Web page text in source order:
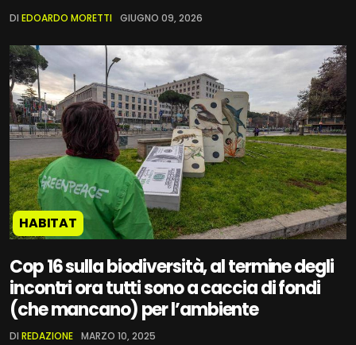
DI EDOARDO MORETTI GIUGNO 09, 2026
HABITAT
Cop 16 sulla biodiversità, al termine degli
incontri ora tutti sono a caccia di fondi
(che mancano) per l’ambiente
DI REDAZIONE MARZO 10, 2025